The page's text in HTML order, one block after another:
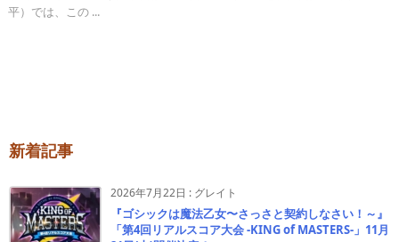
平）では、この ...
新着記事
2026年7月22日 : グレイト
『ゴシックは魔法乙女〜さっさと契約しなさい！～』
「第4回リアルスコア大会 -KING of MASTERS-」11月